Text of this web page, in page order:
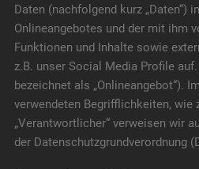
Daten (nachfolgend kurz „Daten“)
Onlineangebotes und der mit ihm
Funktionen und Inhalte sowie
z.B. unser Social Media Profile
bezeichnet als „Onlineangebot“).
verwendeten Begrifflichkeiten, wie
„Verantwortlicher“ verweisen wir
der Datenschutzgrundverordnung